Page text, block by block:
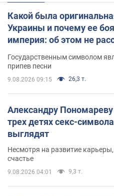
Какой была
Украины и почему ее
империя: об этом не
Государственным символом
припев песни
9.08.2026 09:15 26,3 т.
Александру Пономареву
трех детях секс-
выглядят
Несмотря на развитие
счастье
9.08.2026 04:01 9,3 т.